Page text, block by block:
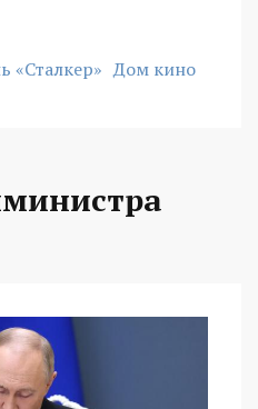
«Сталкер» Дом кино